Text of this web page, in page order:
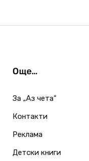
Още…
За „Аз чета“
Контакти
Реклама
Детски книги